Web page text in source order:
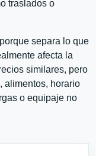
traslados o
separa lo que
afecta la
similares, pero
alimentos, horario
o equipaje no